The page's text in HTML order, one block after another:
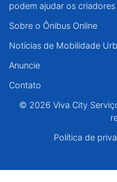
Nordeste
Norte
podem ajudar os
Sobre o Ônibus Online
Notícias de Mobilidade
Anuncie
Contato
© 2026 Viva City
Política de